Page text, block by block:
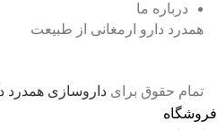
درباره ما
همدرد دارو ارمغانی از طبیعت
تمام حقوق برای داروسازی همدرد
فروشگاه